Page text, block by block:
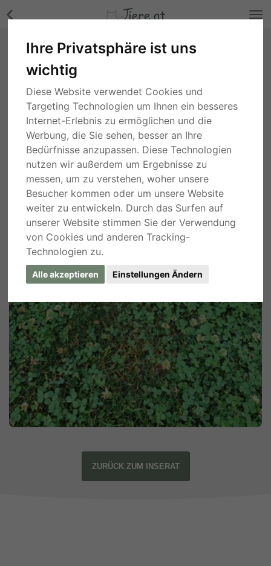
Ihre Privatsphäre ist uns
wichtig
Diese Website verwendet Cookies und
Targeting Technologien um Ihnen ein besseres
Internet-Erlebnis zu ermöglichen und die
Werbung, die Sie sehen, besser an Ihre
Bedürfnisse anzupassen. Diese Technologien
nutzen wir außerdem um Ergebnisse zu
messen, um zu verstehen, woher unsere
Besucher kommen oder um unsere Website
weiter zu entwickeln. Durch das Surfen auf
unserer Website stimmen Sie der Verwendung
von Cookies und anderen Tracking-
Technologien zu.
Alle akzeptieren Einstellungen Ändern
Löwenkopfwidder Jungtier - weiblich Bilder
Steiermark , vor 5 Jahren
ZURÜCK ZUM INSERAT